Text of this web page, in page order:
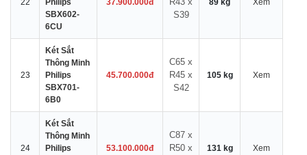
22
Philips
SBX602-
6CU
37.900.000đ
S39
89 kg Xem
23
Két Sắt
Thông Minh
Philips
SBX701-
6B0
45.700.000đ
C65 x
R45 x
S42
105 kg Xem
24
Két Sắt
Thông Minh
Philips
53.100.000đ
C87 x
R50 x
131 kg Xem